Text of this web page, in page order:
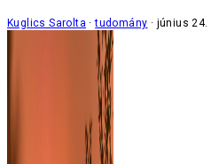
Kuglics Sarolta tudomány június 24.